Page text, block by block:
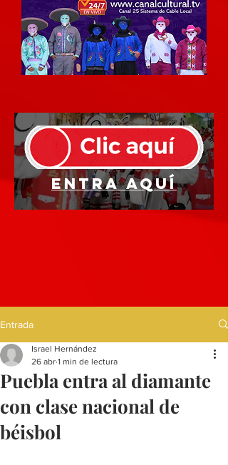
Entra aquí
Entrada
Puebla entra al diamante
con clase nacional de
béisbol
Israel Hernández
26 abr 1 min de lectura